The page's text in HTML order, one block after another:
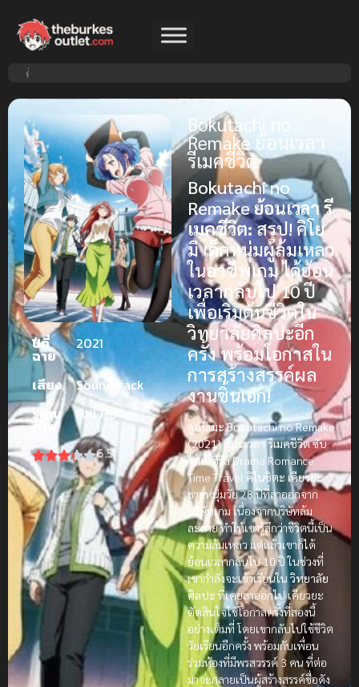
ปีที่
ฉาย
2021
เสียง
Soundtrack
ระบบ
ภาพ
Full HD
6.5
Bokutachi no
Remake ย้อนเวลา
รีเมคชีวิต
Bokutachi no
Remakeย้อนเวลา รี
เมคชีวิต:สรุป! คิโย
มิ เด็กหนุ่มผู้ล้มเหลว
ในอาชีพเกม ได้ย้อน
เวลากลับไป 10 ปี
เพื่อเริ่มต้นชีวิตใน
วิทยาลัยศิลปะอีก
ครั้ง พร้อมโอกาสใน
การสร้างสรรค์ผล
งานชิ้นเอก!
ดูอนิเมะ Bokutachi no Remake
(2021) ย้อนเวลา รีเมคชีวิต ซับ
ไทย! ซีรีส์ Drama Romance
Time Travel คิโนชิตะ เคียวยะ
ชายหนุ่มวัย 28 ปีที่ลาออกจาก
บริษัทเกม เนื่องจากบริษัทล้ม
ละลาย ทำให้เขารู้สึกว่าชีวิตนี้เป็น
ความล้มเหลว แต่แล้วเขาก็ได้
ย้อนเวลากลับไป 10 ปี ในช่วงที่
เขากำลังจะเข้าเรียนใน วิทยาลัย
ศิลปะ ที่เคยลาออกไป เคียวยะ
ตัดสินใจใช้โอกาสครั้งที่สองนี้
อย่างเต็มที่ โดยเขากลับไปใช้ชีวิต
วัยเรียนอีกครั้ง พร้อมกับเพื่อน
ร่วมห้องที่มีพรสวรรค์ 3 คน ที่ต่อ
มาจะกลายเป็นผู้สร้างสรรค์ชื่อดัง